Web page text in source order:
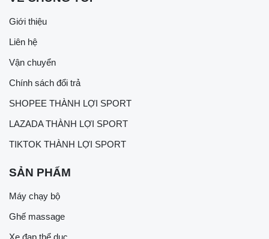
Giới thiệu
Liên hệ
Vận chuyển
Chính sách đổi trả
SHOPEE THÀNH LỢI SPORT
LAZADA THÀNH LỢI SPORT
TIKTOK THÀNH LỢI SPORT
SẢN PHẨM
Máy chạy bộ
Ghế massage
Xe đạp thể dục